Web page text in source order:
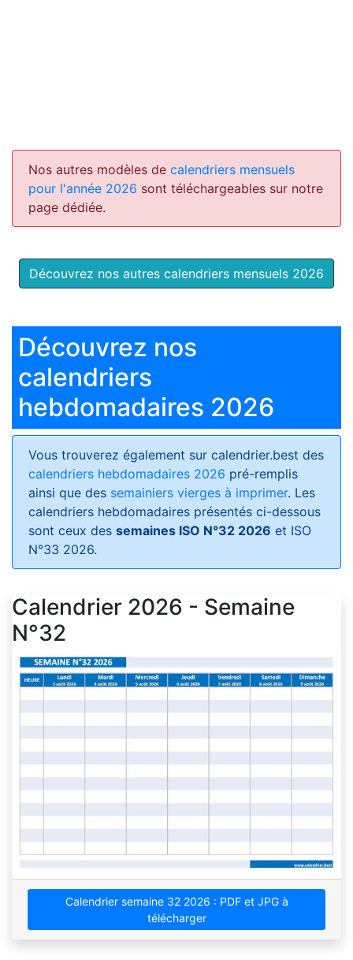
Nos autres modèles de calendriers mensuels
pour l'année 2026 sont téléchargeables sur notre
page dédiée.
Découvrez nos autres calendriers mensuels 2026
Découvrez nos
calendriers
hebdomadaires 2026
Vous trouverez également sur calendrier.best des
calendriers hebdomadaires 2026 pré-remplis
ainsi que des semainiers vierges à imprimer. Les
calendriers hebdomadaires présentés ci-dessous
sont ceux des semaines ISO N°32 2026 et ISO
N°33 2026.
Calendrier 2026 - Semaine
N°32
Calendrier semaine 32 2026 : PDF et JPG à
télécharger